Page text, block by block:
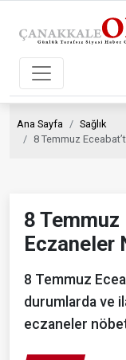
Ana Sayfa
Sağlık
8 Temmuz
8
Eczaneler
8 Temmuz
durumlarda ve
eczaneler